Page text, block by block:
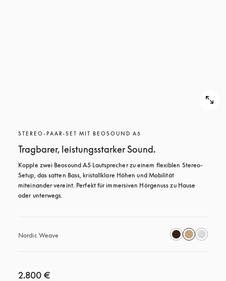
STEREO-PAAR-SET MIT BEOSOUND A5
Tragbarer, leistungsstarker Sound.
Kopple zwei Beosound A5 Lautsprecher zu einem flexiblen Stereo-
Setup, das satten Bass, kristallklare Höhen und Mobilität
miteinander vereint. Perfekt für immersiven Hörgenuss zu Hause
oder unterwegs.
Nordic Weave
2.800 €